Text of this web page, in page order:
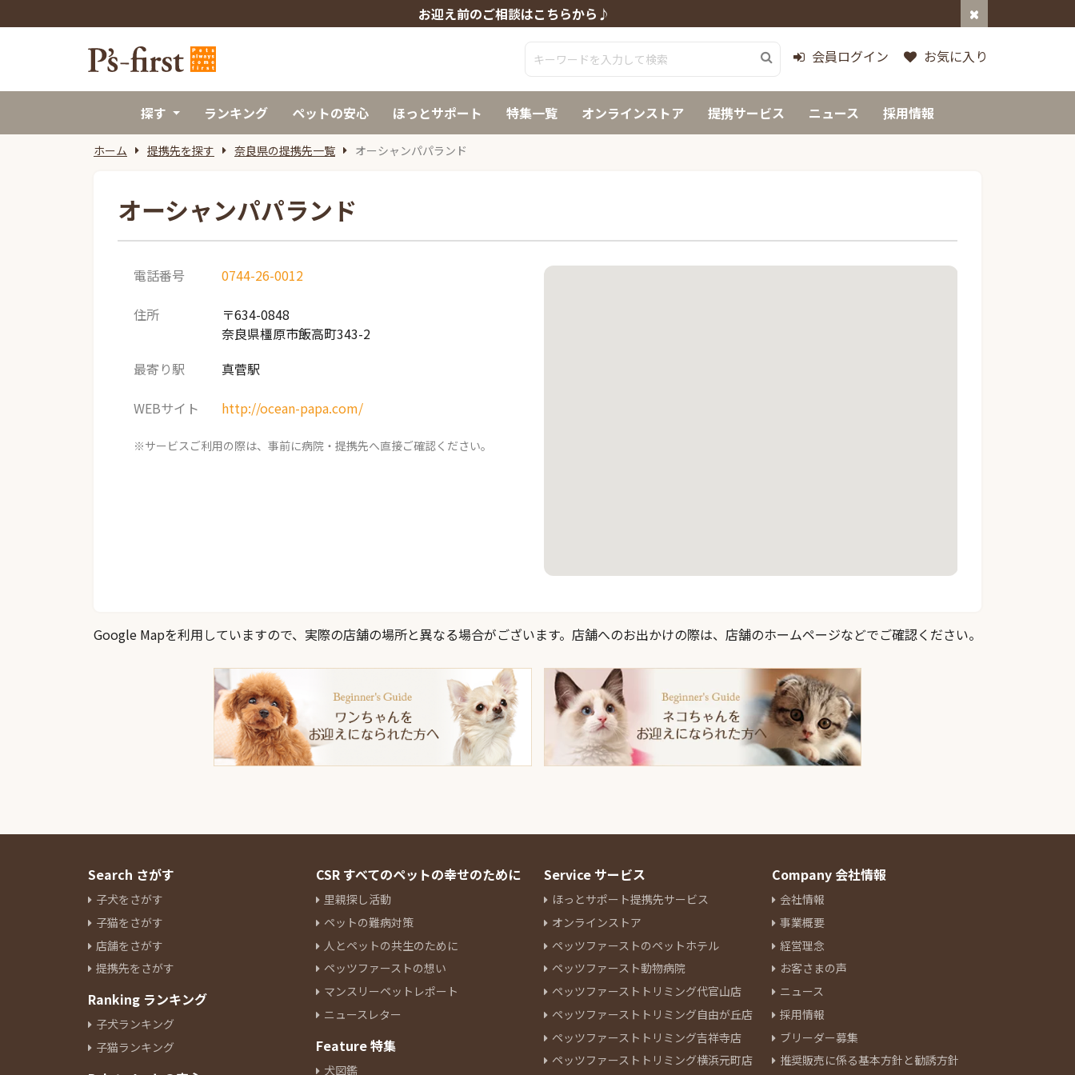
お迎え前のご相談はこちらから♪
会員ログイン お気に入り
探す ランキング ペットの安心 ほっとサポート 特集一覧 オンラインストア 提携サービス ニュース 採用情報
ホーム 提携先を探す 奈良県の提携先一覧 オーシャンパパランド
オーシャンパパランド
電話番号 0744-26-0012
住所
〒634-0848
奈良県橿原市飯高町343-2
最寄り駅
真菅駅
WEBサイト http://ocean-papa.com/
※サービスご利用の際は、事前に病院・提携先へ直接ご確認ください。
Google Mapを利用していますので、実際の店舗の場所と異なる場合がございます。店舗へのお出かけの際は、店舗のホームページなどでご確認ください。
Search さがす
子犬をさがす
子猫をさがす
店舗をさがす
提携先をさがす
Ranking ランキング
子犬ランキング
子猫ランキング
CSR すべてのペットの幸せのために
里親探し活動
ペットの難病対策
人とペットの共生のために
ペッツファーストの想い
マンスリーペットレポート
ニュースレター
Feature 特集
犬図鑑
Service サービス
ほっとサポート提携先サービス
オンラインストア
ペッツファーストのペットホテル
ペッツファースト動物病院
ペッツファーストトリミング代官山店
ペッツファーストトリミング自由が丘店
ペッツファーストトリミング吉祥寺店
ペッツファーストトリミング横浜元町店
Company 会社情報
会社情報
事業概要
経営理念
お客さまの声
ニュース
採用情報
ブリーダー募集
推奨販売に係る基本方針と勧誘方針